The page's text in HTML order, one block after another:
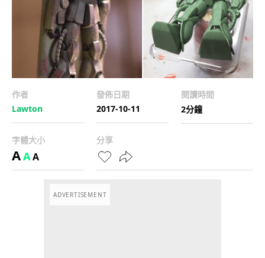
作者
Lawton
發佈日期
2017-10-11
閱讀時間
2分鐘
字體大小
AAA
分享
ADVERTISEMENT